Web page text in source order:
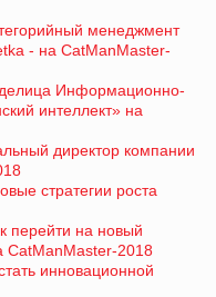
менеджмент
- на CatManMaster-
Информационно-
интеллект» на
директор компании
стратегии роста
перейти на новый
CatManMaster-2018
инновационной